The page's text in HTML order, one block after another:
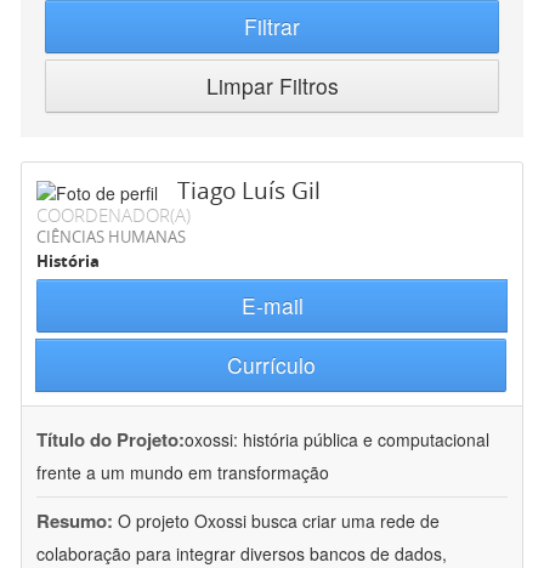
Filtrar
Limpar Filtros
Tiago Luís Gil
COORDENADOR(A)
CIÊNCIAS HUMANAS
História
E-mail
Currículo
Título do Projeto:oxossi: história pública e computacional
frente a um mundo em transformação
Resumo: O projeto Oxossi busca criar uma rede de
colaboração para integrar diversos bancos de dados,